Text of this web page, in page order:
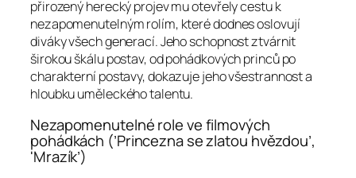
přirozený herecký projev mu otevřely cestu k
nezapomenutelným rolím, které dodnes oslovují
diváky všech generací. Jeho schopnost ztvárnit
širokou škálu postav, od pohádkových princů po
charakterní postavy, dokazuje jeho všestrannost a
hloubku uměleckého talentu.
Nezapomenutelné role ve filmových
pohádkách (’Princezna se zlatou hvězdou’,
'Mrazík’)